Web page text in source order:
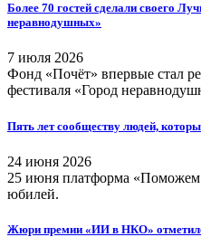
Более 70 гостей сделали своего
неравнодушных»
7 июля 2026
Фонд «Почёт» впервые стал
фестиваля «Город
Пять лет сообществу людей,
24 июня 2026
25 июня платформа «Поможем
юбилей.
Жюри премии «ИИ в НКО»